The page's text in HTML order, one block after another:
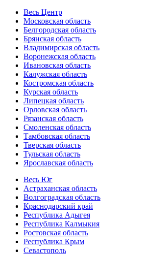
Весь Центр
Московская область
Белгородская область
Брянская область
Владимирская область
Воронежская область
Ивановская область
Калужская область
Костромская область
Курская область
Липецкая область
Орловская область
Рязанская область
Смоленская область
Тамбовская область
Тверская область
Тульская область
Ярославская область
Весь Юг
Астраханская область
Волгоградская область
Краснодарский край
Республика Адыгея
Республика Калмыкия
Ростовская область
Республика Крым
Севастополь